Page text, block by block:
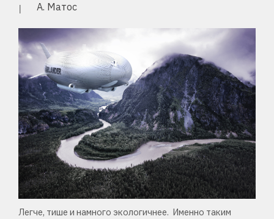
А. Матос
Легче, тише и намного экологичнее. Именно таким